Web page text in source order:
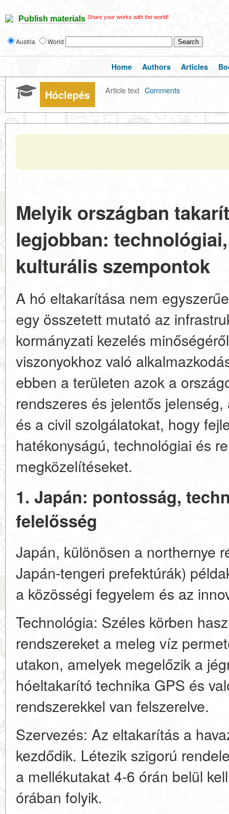
Publish materials Share your works with the world!
Austria World
Home Authors Articles
Hóclepés Article text·Comments
Melyik országban
legjobban:
kulturális szempontok
A hó eltakarítása nem
egy összetett mutató az
kormányzati kezelés
viszonyokhoz való
ebben a területen azok a
rendszeres és jelentős
és a civil szolgálatokat, hogy
hatékonyságú, technológiai és
megközelítéseket.
1. Japán: pontosság,
felelősség
Japán, különösen a northernye
Japán-tengeri prefektúrák)
a közösségi fegyelem és az
Technológia: Széles körben
rendszereket a meleg víz
utakon, amelyek megelőzik a
hóeltakarító technika GPS és
rendszerekkel van felszerelve.
Szervezés: Az eltakarítás a
kezdődik. Létezik szigorú
a mellékutakat 4-6 órán belül
órában folyik.